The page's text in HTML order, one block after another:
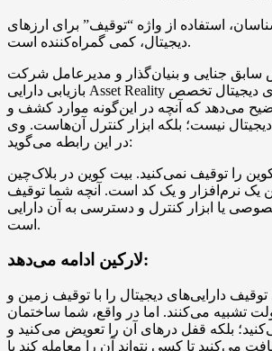
استفاده از واژه “توقیف” برای ارزهای
دیجیتال، کمی گمراه‌کننده است.
سابق جنایی و بنیان‌گذار و مدیرعامل شرکت
بازیابی دارایی Asset Reality که در حوزه ارزهای دیجیتال تخصص
می‌دهد که آنچه در این‌گونه موارد کشف و
نیست؛ بلکه ابزار کنترل آن‌هاست. وی
در این رابطه می‌گوید:
را توقیف نمی‌کنید. بیت کوین در بلاک‌چین
یک نرم‌افزار و یک کد است. آنچه شما توقیف
یا ابزار کنترل و دسترسی به آن دارایی
است.
لارکین ادامه می‌دهد:
دارایی‌های دیجیتال را با توقیف زمین و
تشبیه می‌کنند. اما در واقع، شما ساختمان
بلکه قفل درهای آن را تعویض می‌کنید و
می‌کنید تا کسی نتواند آن را معامله کند یا